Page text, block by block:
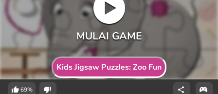
Kids Jigsaw Puzzles: Zoo Fun
69%